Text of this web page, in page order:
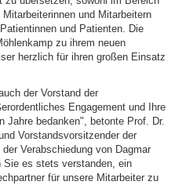
und Mitarbeitern
und Patienten. Die
zu ihrem neuen
herzlich für ihren großen Einsatz
der Vorstand der
Engagement und Ihre
Jahre bedanken", betonte Prof. Dr.
Vorstandsvorsitzender der
Verabschiedung von Dagmar
Sie es stets verstanden, ein
für unsere Mitarbeiter zu